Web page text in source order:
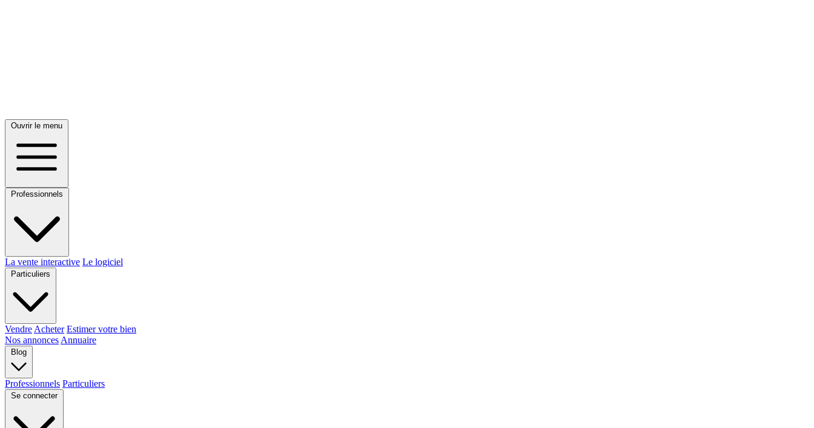
Ouvrir le menu
Professionnels
La vente interactive Le logiciel
Particuliers
Vendre Acheter Estimer votre bien
Nos annonces Annuaire
Blog
Professionnels Particuliers
Se connecter